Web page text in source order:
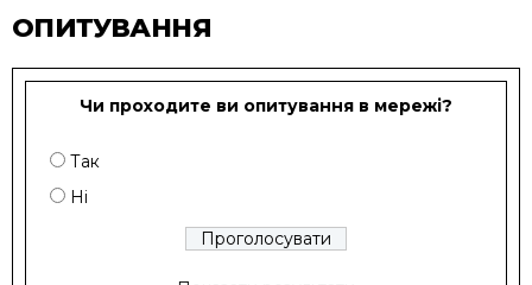
ОПИТУВАННЯ
Чи проходите ви опитування в мережі?
Так
Ні